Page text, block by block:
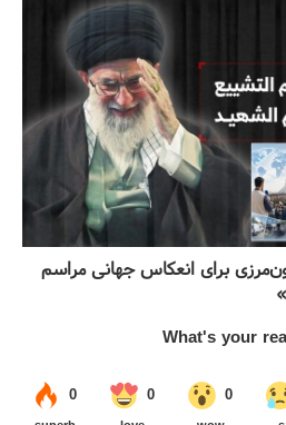
برای انعکاس جهانی مراسم